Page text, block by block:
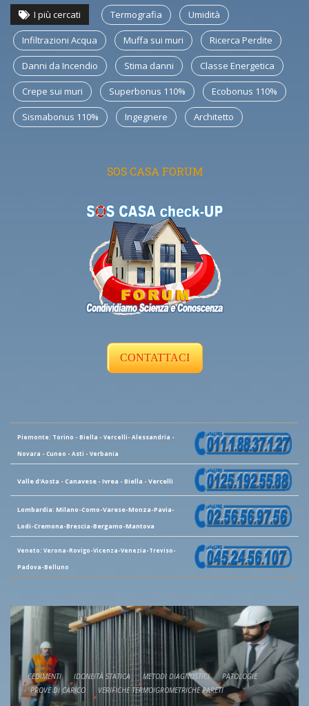
I più cercati Termografia Umidità
Infiltrazioni Acqua Muffa sui muri Ricerca Perdite
Danni da Incendio Stima danni Classe Energetica
Crepe sui muri Superbonus 110% Ecobonus 110%
Sismabonus 110% Ingegnere Architetto
SOS CASA FORUM
CONTATTACI
Piemonte: Torino - Biella - Vercelli- Alessandria -
Novara - Cuneo - Asti - Verbania
Valle d'Aosta - Canavese - Ivrea - Biella - Vercelli
Lombardia: Milano-Como-Varese-Monza-Pavia-
Lodi-Cremona-Brescia-Bergamo-Mantova
Veneto: Verona-Rovigo-Vicenza-Venezia-Treviso-
Padova-Belluno
CEDIMENTI IDONEITÀ STATICA METODI DIAGNOSTICI
PATOLOGIE
PROVE DI CARICO
VERIFICHE TERMOIGROMETRICHE PARETI